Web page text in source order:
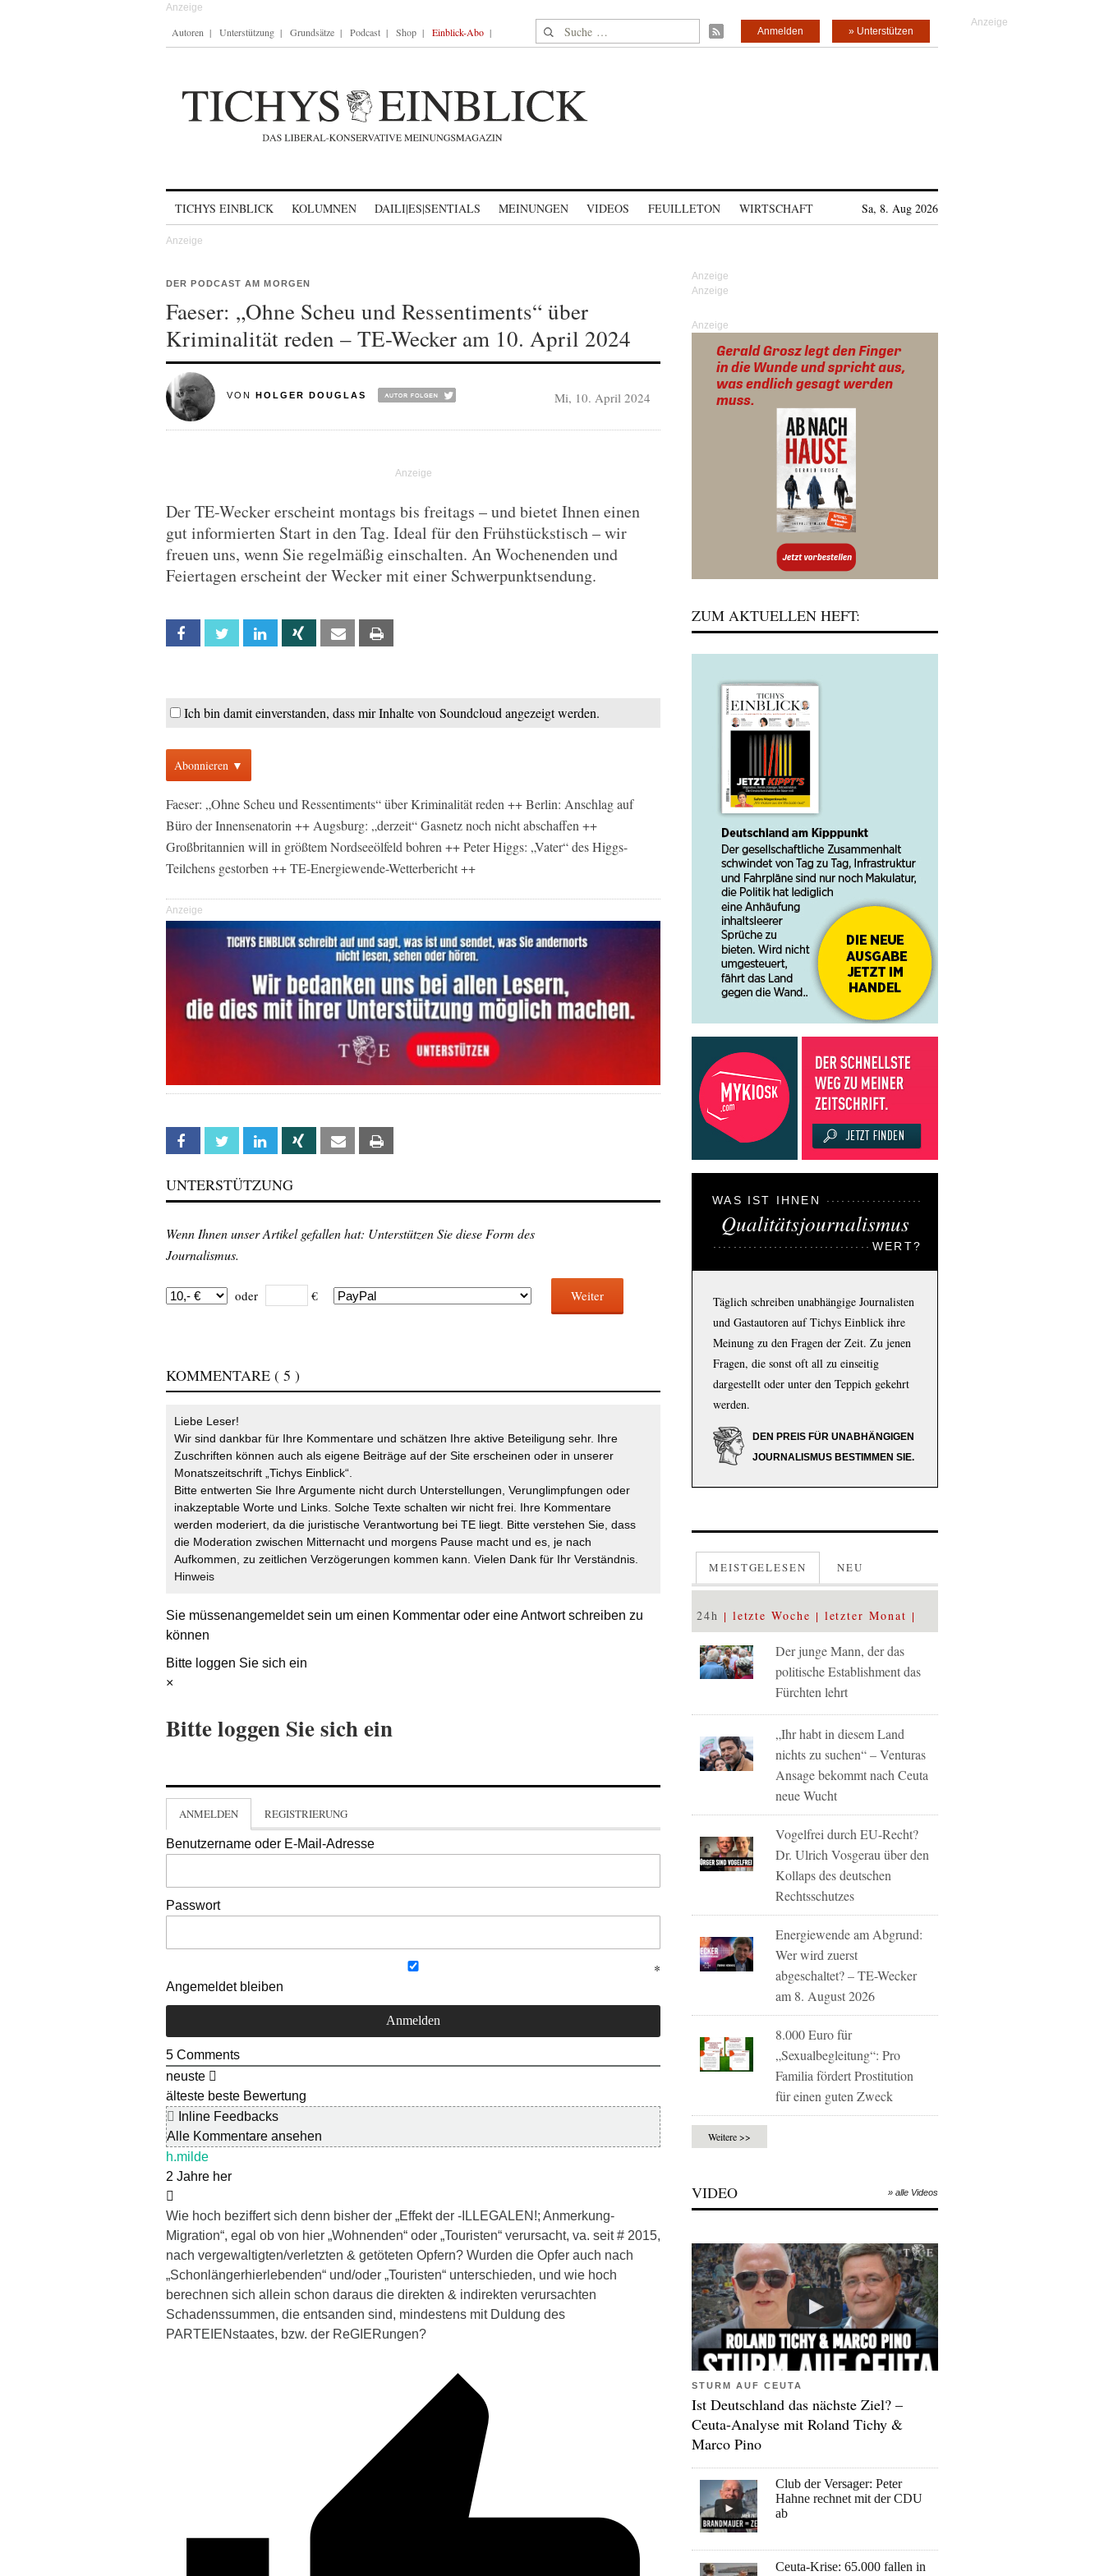
Autoren Unterstützung Grundsätze Podcast Shop Einblick-Abo Suche nach: » Unterstützen
Anmelden
TICHYS EINBLICK KOLUMNEN DAILI|ES|SENTIALS MEINUNGEN VIDEOS FEUILLETON WIRTSCHAFT Sa, 8. Aug 2026
DER PODCAST AM MORGEN
Faeser: „Ohne Scheu und Ressentiments“ über
Kriminalität reden – TE-Wecker am 10. April 2024
VON HOLGER DOUGLAS Mi, 10. April 2024
Der TE-Wecker erscheint montags bis freitags – und bietet Ihnen einen
gut informierten Start in den Tag. Ideal für den Frühstückstisch – wir
freuen uns, wenn Sie regelmäßig einschalten. An Wochenenden und
Feiertagen erscheint der Wecker mit einer Schwerpunktsendung.
Facebook Twitter Linkedin Xing Email
Ich bin damit einverstanden, dass mir Inhalte von Soundcloud angezeigt werden.
Abonnieren ▼
Faeser: „Ohne Scheu und Ressentiments“ über Kriminalität reden ++ Berlin: Anschlag auf
Büro der Innensenatorin ++ Augsburg: „derzeit“ Gasnetz noch nicht abschaffen ++
Großbritannien will in größtem Nordseeölfeld bohren ++ Peter Higgs: „Vater“ des Higgs-
Teilchens gestorben ++ TE-Energiewende-Wetterbericht ++
Anzeige
Facebook Twitter Linkedin Xing Email
UNTERSTÜTZUNG
Wenn Ihnen unser Artikel gefallen hat: Unterstützen Sie diese Form des
Journalismus.
oder € Weiter
KOMMENTARE ( 5 )
Liebe Leser!
Wir sind dankbar für Ihre Kommentare und schätzen Ihre aktive Beteiligung sehr. Ihre
Zuschriften können auch als eigene Beiträge auf der Site erscheinen oder in unserer
Monatszeitschrift „Tichys Einblick“.
Bitte entwerten Sie Ihre Argumente nicht durch Unterstellungen, Verunglimpfungen oder
inakzeptable Worte und Links. Solche Texte schalten wir nicht frei. Ihre Kommentare
werden moderiert, da die juristische Verantwortung bei TE liegt. Bitte verstehen Sie, dass
die Moderation zwischen Mitternacht und morgens Pause macht und es, je nach
Aufkommen, zu zeitlichen Verzögerungen kommen kann. Vielen Dank für Ihr Verständnis.
Hinweis
Sie müssenangemeldetsein um einen Kommentar oder eine Antwort schreiben zu
können
Bitte loggen Sie sich ein
×
Bitte loggen Sie sich ein
ANMELDEN REGISTRIERUNG
Benutzername oder E-Mail-Adresse
Passwort
Angemeldet bleiben
5 Comments
neuste
älteste beste Bewertung
Inline Feedbacks
Alle Kommentare ansehen
h.milde
2 Jahre her
Wie hoch beziffert sich denn bisher der „Effekt der -ILLEGALEN!; Anmerkung-
Migration“, egal ob von hier „Wohnenden“ oder „Touristen“ verursacht, va. seit # 2015,
nach vergewaltigten/verletzten & getöteten Opfern? Wurden die Opfer auch nach
„Schonlängerhierlebenden“ und/oder „Touristen“ unterschieden, und wie hoch
berechnen sich allein schon daraus die direkten & indirekten verursachten
Schadenssummen, die entsanden sind, mindestens mit Duldung des
PARTEIENstaates, bzw. der ReGIERungen?
Anzeige
ZUM AKTUELLEN HEFT:
WAS IST IHNEN
Qualitätsjournalismus
WERT?
Täglich schreiben unabhängige Journalisten
und Gastautoren auf Tichys Einblick ihre
Meinung zu den Fragen der Zeit. Zu jenen
Fragen, die sonst oft all zu einseitig
dargestellt oder unter den Teppich gekehrt
werden.
DEN PREIS FÜR UNABHÄNGIGEN
JOURNALISMUS BESTIMMEN SIE.
MEISTGELESEN NEU
24h letzte Woche letzter Monat
Der junge Mann, der das
politische Establishment das
Fürchten lehrt
„Ihr habt in diesem Land
nichts zu suchen“ – Venturas
Ansage bekommt nach Ceuta
neue Wucht
Vogelfrei durch EU-Recht?
Dr. Ulrich Vosgerau über den
Kollaps des deutschen
Rechtsschutzes
Energiewende am Abgrund:
Wer wird zuerst
abgeschaltet? – TE-Wecker
am 8. August 2026
8.000 Euro für
„Sexualbegleitung“: Pro
Familia fördert Prostitution
für einen guten Zweck
Weitere >>
VIDEO » alle Videos
STURM AUF CEUTA
Ist Deutschland das nächste Ziel? –
Ceuta-Analyse mit Roland Tichy &
Marco Pino
Club der Versager: Peter
Hahne rechnet mit der CDU
ab
Ceuta-Krise: 65.000 fallen in